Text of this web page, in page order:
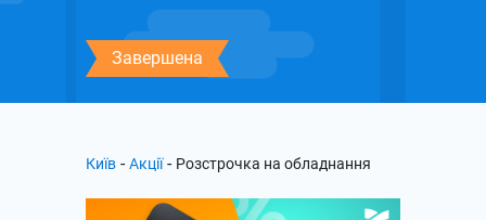
Завершена
Київ - Акції - Розстрочка на обладнання